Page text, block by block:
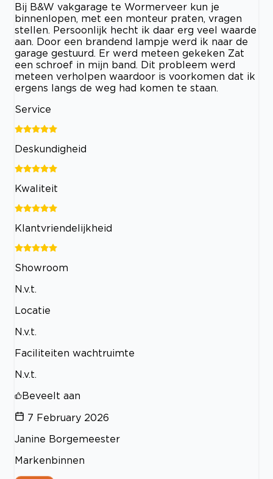
Bij B&W vakgarage te Wormerveer kun je
binnenlopen, met een monteur praten, vragen
stellen. Persoonlijk hecht ik daar erg veel waarde
aan. Door een brandend lampje werd ik naar de
garage gestuurd. Er werd meteen gekeken Zat
een schroef in mijn band. Dit probleem werd
meteen verholpen waardoor is voorkomen dat ik
ergens langs de weg had komen te staan.
Service
Deskundigheid
Kwaliteit
Klantvriendelijkheid
Showroom
N.v.t.
Locatie
N.v.t.
Faciliteiten wachtruimte
N.v.t.
Beveelt aan
7 February 2026
Janine Borgemeester
Markenbinnen